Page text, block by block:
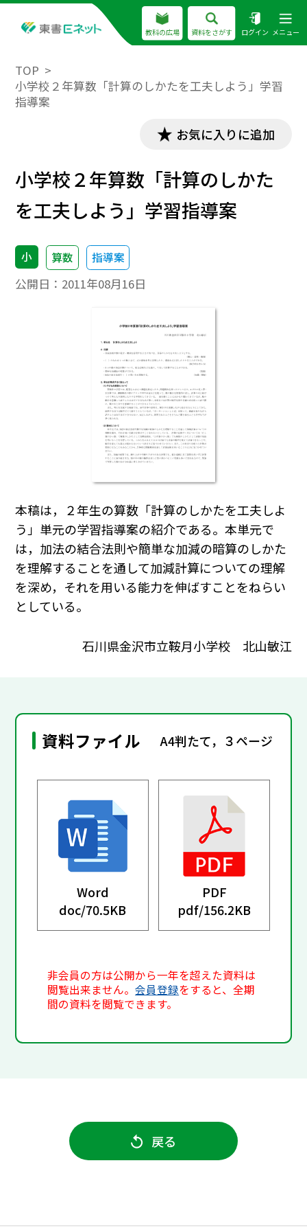
教科の広場 資料をさがす ログイン メニュー
TOP
小学校２年算数「計算のしかたを工夫しよう」学習
指導案
お気に入りに追加
小学校２年算数「計算のしかた
を工夫しよう」学習指導案
小 算数 指導案
公開日： 2011年08月16日
本稿は，２年生の算数「計算のしかたを工夫しよ
う」単元の学習指導案の紹介である。本単元で
は，加法の結合法則や簡単な加減の暗算のしかた
を理解することを通して加減計算についての理解
を深め，それを用いる能力を伸ばすことをねらい
としている。
石川県金沢市立鞍月小学校 北山敏江
資料ファイル A4判たて，３ページ
Word
doc/70.5KB
PDF
pdf/156.2KB
非会員の方は公開から一年を超えた資料は
閲覧出来ません。会員登録をすると、全期
間の資料を閲覧できます。
戻る